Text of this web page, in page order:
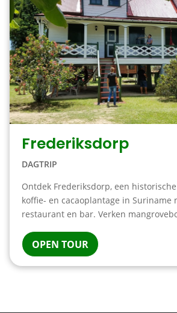
Frederiksdorp
DAGTRIP
Ontdek Frederiksdorp, een
koffie- en cacaoplantage in Suriname
restaurant en bar. Verken
OPEN TOUR